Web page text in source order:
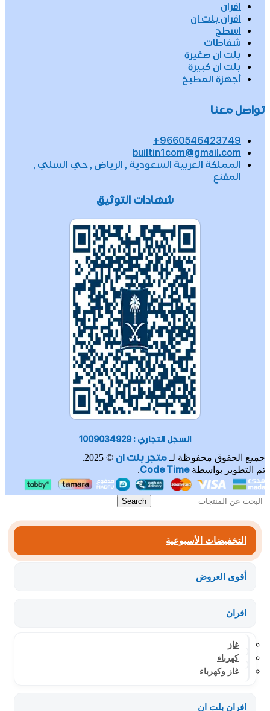
افران
افران بلت ان
اسطح
شفاطات
بلت ان صغيرة
بلت ان كبيرة
أجهزة المطبخ
تواصل معنا
9660546423749+
builtin1com@gmail.com
المملكة العربية السعودية , الرياض , حي السلي ,
المقنع
شهادات التوثيق
السجل التجاري : 1009034929
جميع الحقوق محفوظة لـ متجر بلت ان © 2025.
تم التطوير بواسطةCode Time
.
Search
التخفيضات الأسبوعية
أقوى العروض
افران
غاز
كهرباء
غاز وكهرباء
افران بلت ان